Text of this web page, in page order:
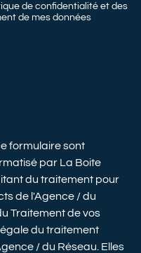
de confidentialité et des
de mes données
formulaire sont
par La Boite
du traitement pour
de l'Agence / du
Traitement de vos
du traitement
/ du Réseau. Elles